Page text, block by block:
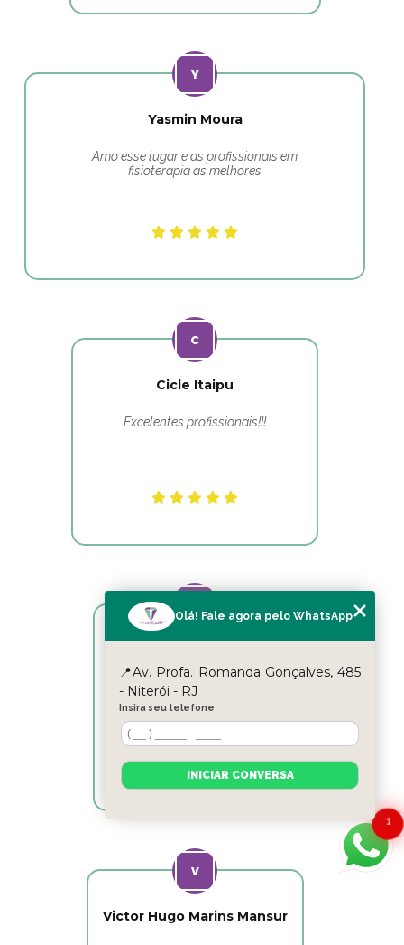
Yasmin Moura
Amo esse lugar e as profissionais em
fisioterapia as melhores
Cicle Itaipu
Excelentes profissionais!!!
Excelente equipe!!
Victor Hugo Marins Mansur
1
Olá! Fale agora pelo WhatsApp
📍Av. Profa. Romanda Gonçalves, 485
- Niterói - RJ
Insira seu telefone
INICIAR CONVERSA